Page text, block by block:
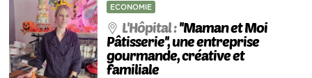
ECONOMIE
L'Hôpital :''Maman et Moi
Pâtisserie'', une entreprise
gourmande, créative et
familiale